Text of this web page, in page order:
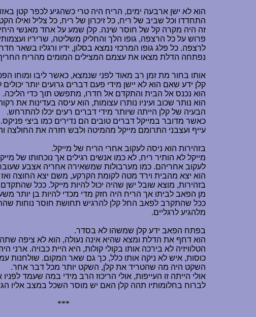
הוא לא ישן ארבעה ימים, הריח היה טרי כשהגיע לכפר קטן
התחדדו וכל שביב של ריח, כל זיכרון של ריח, כל צליל ואילו
זה היה מקרה קל של חוסר שינה. קלן שמע על אחד מאנשי
פרוש על כל הרצפה, גופו הלך והחליק משליטה, שריריו
לרצפה. כל פלג גופו המרכזי נמצא בסלון, ידיו ורגליו
נפתחה הדלת מצאו את עצמם המצילים המומים מהריח
אותו בחור מת זמן רב מאוד לפני שנמצא, כאשר ליבו ומוחו הפכו
קלן ידע שאם הוא לא יישן מידי פעם דברים גרועים יותר
הוא נכנס אל הבית והתקדם אל חדרו, מתפשט תוך כדי
הוא נותר שכוב ועיניו נותרו עצומות, הוא עיסה בעדינות את
הבעיה של קלן הייתה שיותר מידי דברים רעים יכלו להתרחש.
כאשר מדובר במייקל דברים טובים הם נדירים כמו ביצי פניקס.
עייף ועצבני התרומם מייקל מהמיטה ולבש חזרה את החולצה
בזהירות הוא ניסה לעקוב אחרי הריח של מייקל.
מייקל לא הותיר ריח, לא כמו אנשים רגילים אך נוכחותו של
לעקוב אחריהם. כמו מערבולות שמשאירה אחריה אצבע
הוא יצא מהבית וירד מטה לקומת הקרקע, משם יצא החוצה ואז
בזהירות, מוצא שובל ישן שהיה יכול להיות מייקל. ככל
מן הפאב לביתו אך הריח היה חזק מדי מכדי להיות בן יותר
ככל שהתקרב לפאב החל קלן להרגיש תחושת חוסר נוחות
מלהגיע לרגליים.
בפתח הפאב ידע קלן שמשהו לא בסדר.
הוא דחף את הדלת ומצא שהיא אינה נעולה, הוא לא ציפה
הטלוויזיה לא בירכה אותו בקולי קולות, היא היית כבויה.
כוסות, איש לא ניקה אותו כלל, כך גם שאר המקום. שולחנות
השקט היה מה שהטריד את קלן, השקט יותר מכל דבר אחר.
אולי הייתה זו העייפות, אולי הריכוז הרב מידי במה שעמד
לברוח בחלומותיו תהה קלן האם יש מוסר השכל במצב אליו
***